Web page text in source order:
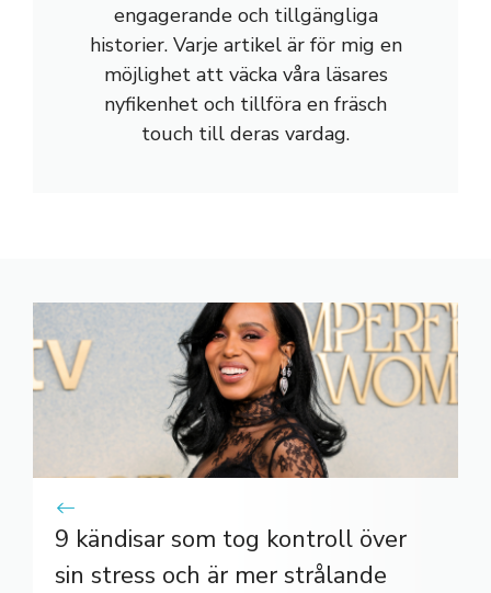
engagerande och tillgängliga
historier. Varje artikel är för mig en
möjlighet att väcka våra läsares
nyfikenhet och tillföra en fräsch
touch till deras vardag.
9 kändisar som tog kontroll över
sin stress och är mer strålande